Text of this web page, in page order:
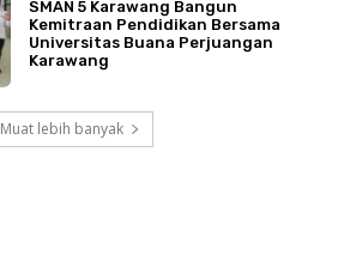
SMAN 5 Karawang Bangun
Kemitraan Pendidikan Bersama
Universitas Buana Perjuangan
Karawang
Muat lebih banyak